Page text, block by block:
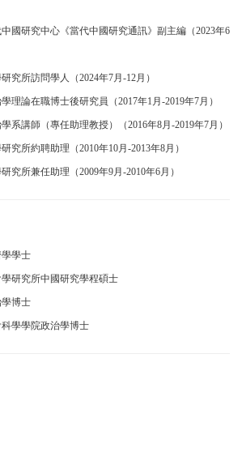
國研究中心《當代中國研究通訊》副主編（2023年6
究所訪問學人（2024年7月-12月）
理論在職博士後研究員（2017年1月-2019年7月）
系講師（專任助理教授）（2016年8月-2019年7月）
究所約聘助理（2010年10月-2013年8月）
究所兼任助理（2009年9月-2010年6月）
學士
研究所中國研究學程碩士
博士
學學院政治學博士